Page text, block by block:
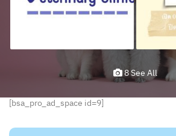
8 See All
[bsa_pro_ad_space id=9]